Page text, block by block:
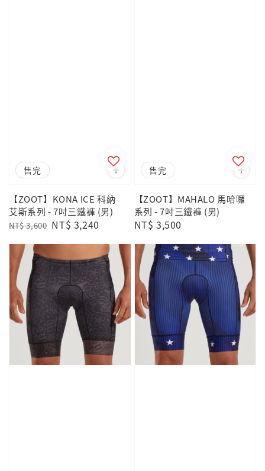
優惠
售完
【ZOOT】KONA ICE 科納
艾斯系列 - 7吋三鐵褲 (男)
Regular
NT$ 3,600 Sale
NT$ 3,240
售完
【ZOOT】MAHALO 馬哈囉
系列 - 7吋三鐵褲 (男)
Regular
NT$ 3,500